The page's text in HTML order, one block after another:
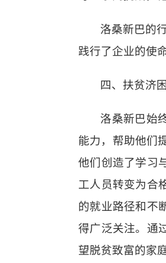
洛桑新巴的
践行了企业的使
四、 扶贫济
洛桑新巴始
能力，帮助他们
他们创造了学习
工人员转变为合
的就业路径和不
得广泛关注。通
望脱贫致富的家